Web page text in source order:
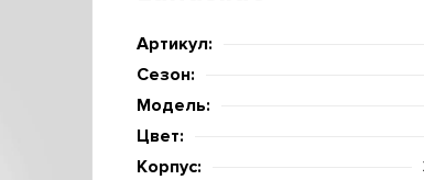
Артикул:
Сезон:
Модель:
Цвет:
Корпус: